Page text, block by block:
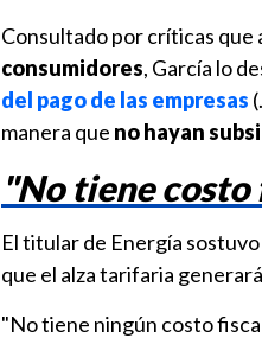
Consultado por críticas que
consumidores, García lo
del pago de las empresas
manera que no hayan
"No tiene
El titular de Energía
que el alza tarifaria
"No tiene ningún costo